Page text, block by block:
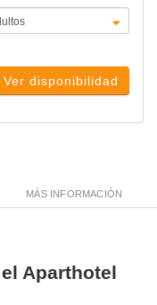
Ver disponibilidad
MÁS INFORMACIÓN
Aparthotel